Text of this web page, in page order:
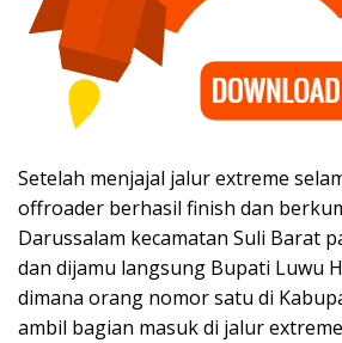
Setelah menjajal jalur extreme
offroader berhasil finish dan
Darussalam kecamatan Suli Barat
dan dijamu langsung Bupati Luwu
dimana orang nomor satu di
ambil bagian masuk di jalur